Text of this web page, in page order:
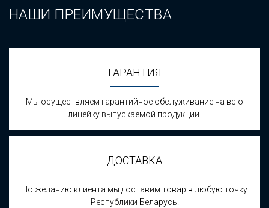
НАШИ ПРЕИМУЩЕСТВА
ГАРАНТИЯ
Мы осуществляем гарантийное обслуживание на всю
линейку выпускаемой продукции.
ДОСТАВКА
По желанию клиента мы доставим товар в любую точку
Республики Беларусь.